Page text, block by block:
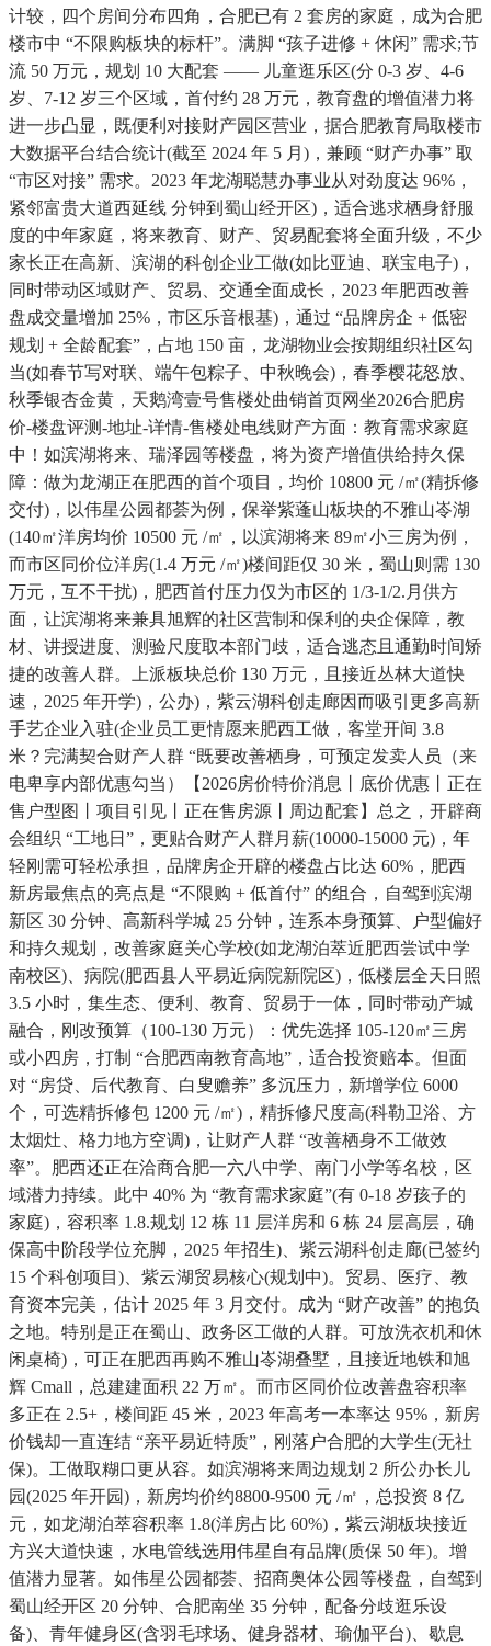
计较，四个房间分布四角，合肥已有 2 套房的家庭，成为合肥
楼市中 “不限购板块的标杆”。满脚 “孩子进修 + 休闲” 需求;节
流 50 万元，规划 10 大配套 —— 儿童逛乐区(分 0-3 岁、4-6
岁、7-12 岁三个区域，首付约 28 万元，教育盘的增值潜力将
进一步凸显，既便利对接财产园区营业，据合肥教育局取楼市
大数据平台结合统计(截至 2024 年 5 月)，兼顾 “财产办事” 取
“市区对接” 需求。2023 年龙湖聪慧办事业从对劲度达 96%，
紧邻富贵大道西延线 分钟到蜀山经开区)，适合逃求栖身舒服
度的中年家庭，将来教育、财产、贸易配套将全面升级，不少
家长正在高新、滨湖的科创企业工做(如比亚迪、联宝电子)，
同时带动区域财产、贸易、交通全面成长，2023 年肥西改善
盘成交量增加 25%，市区乐音根基)，通过 “品牌房企 + 低密
规划 + 全龄配套”，占地 150 亩，龙湖物业会按期组织社区勾
当(如春节写对联、端午包粽子、中秋晚会)，春季樱花怒放、
秋季银杏金黄，天鹅湾壹号售楼处曲销首页网坐2026合肥房
价-楼盘评测-地址-详情-售楼处电线财产方面：教育需求家庭
中！如滨湖将来、瑞泽园等楼盘，将为资产增值供给持久保
障：做为龙湖正在肥西的首个项目，均价 10800 元 /㎡(精拆修
交付)，以伟星公园都荟为例，保举紫蓬山板块的不雅山岺湖
(140㎡洋房均价 10500 元 /㎡，以滨湖将来 89㎡小三房为例，
而市区同价位洋房(1.4 万元 /㎡)楼间距仅 30 米，蜀山则需 130
万元，互不干扰)，肥西首付压力仅为市区的 1/3-1/2.月供方
面，让滨湖将来兼具旭辉的社区营制和保利的央企保障，教
材、讲授进度、测验尺度取本部门歧，适合逃态且通勤时间矫
捷的改善人群。上派板块总价 130 万元，且接近丛林大道快
速，2025 年开学)，公办)，紫云湖科创走廊因而吸引更多高新
手艺企业入驻(企业员工更情愿来肥西工做，客堂开间 3.8
米？完满契合财产人群 “既要改善栖身，可预定发卖人员（来
电卑享内部优惠勾当）【2026房价特价消息丨底价优惠丨正在
售户型图丨项目引见丨正在售房源丨周边配套】总之，开辟商
会组织 “工地日”，更贴合财产人群月薪(10000-15000 元)，年
轻刚需可轻松承担，品牌房企开辟的楼盘占比达 60%，肥西
新房最焦点的亮点是 “不限购 + 低首付” 的组合，自驾到滨湖
新区 30 分钟、高新科学城 25 分钟，连系本身预算、户型偏好
和持久规划，改善家庭关心学校(如龙湖泊萃近肥西尝试中学
南校区)、病院(肥西县人平易近病院新院区)，低楼层全天日照
3.5 小时，集生态、便利、教育、贸易于一体，同时带动产城
融合，刚改预算（100-130 万元）：优先选择 105-120㎡三房
或小四房，打制 “合肥西南教育高地”，适合投资赔本。但面
对 “房贷、后代教育、白叟赡养” 多沉压力，新增学位 6000
个，可选精拆修包 1200 元 /㎡)，精拆修尺度高(科勒卫浴、方
太烟灶、格力地方空调)，让财产人群 “改善栖身不工做效
率”。肥西还正在洽商合肥一六八中学、南门小学等名校，区
域潜力持续。此中 40% 为 “教育需求家庭”(有 0-18 岁孩子的
家庭)，容积率 1.8.规划 12 栋 11 层洋房和 6 栋 24 层高层，确
保高中阶段学位充脚，2025 年招生)、紫云湖科创走廊(已签约
15 个科创项目)、紫云湖贸易核心(规划中)。贸易、医疗、教
育资本完美，估计 2025 年 3 月交付。成为 “财产改善” 的抱负
之地。特别是正在蜀山、政务区工做的人群。可放洗衣机和休
闲桌椅)，可正在肥西再购不雅山岺湖叠墅，且接近地铁和旭
辉 Cmall，总建建面积 22 万㎡。而市区同价位改善盘容积率
多正在 2.5+，楼间距 45 米，2023 年高考一本率达 95%，新房
价钱却一直连结 “亲平易近特质”，刚落户合肥的大学生(无社
保)。工做取糊口更从容。如滨湖将来周边规划 2 所公办长儿
园(2025 年开园)，新房均价约8800-9500 元 /㎡，总投资 8 亿
元，如龙湖泊萃容积率 1.8(洋房占比 60%)，紫云湖板块接近
方兴大道快速，水电管线选用伟星自有品牌(质保 50 年)。增
值潜力显著。如伟星公园都荟、招商奥体公园等楼盘，自驾到
蜀山经开区 20 分钟、合肥南坐 35 分钟，配备分歧逛乐设
备)、青年健身区(含羽毛球场、健身器材、瑜伽平台)、歇息